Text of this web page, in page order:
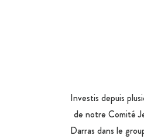
Investis depuis
de notre Comité
Darras dans le